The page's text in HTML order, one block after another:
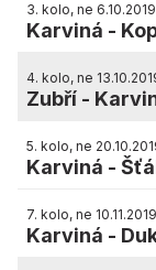
3. kolo, ne 6.10.2019
Karviná -
4. kolo, ne
Zubří -
5. kolo, ne
Karviná -
7. kolo, ne 10.11.2019
Karviná -